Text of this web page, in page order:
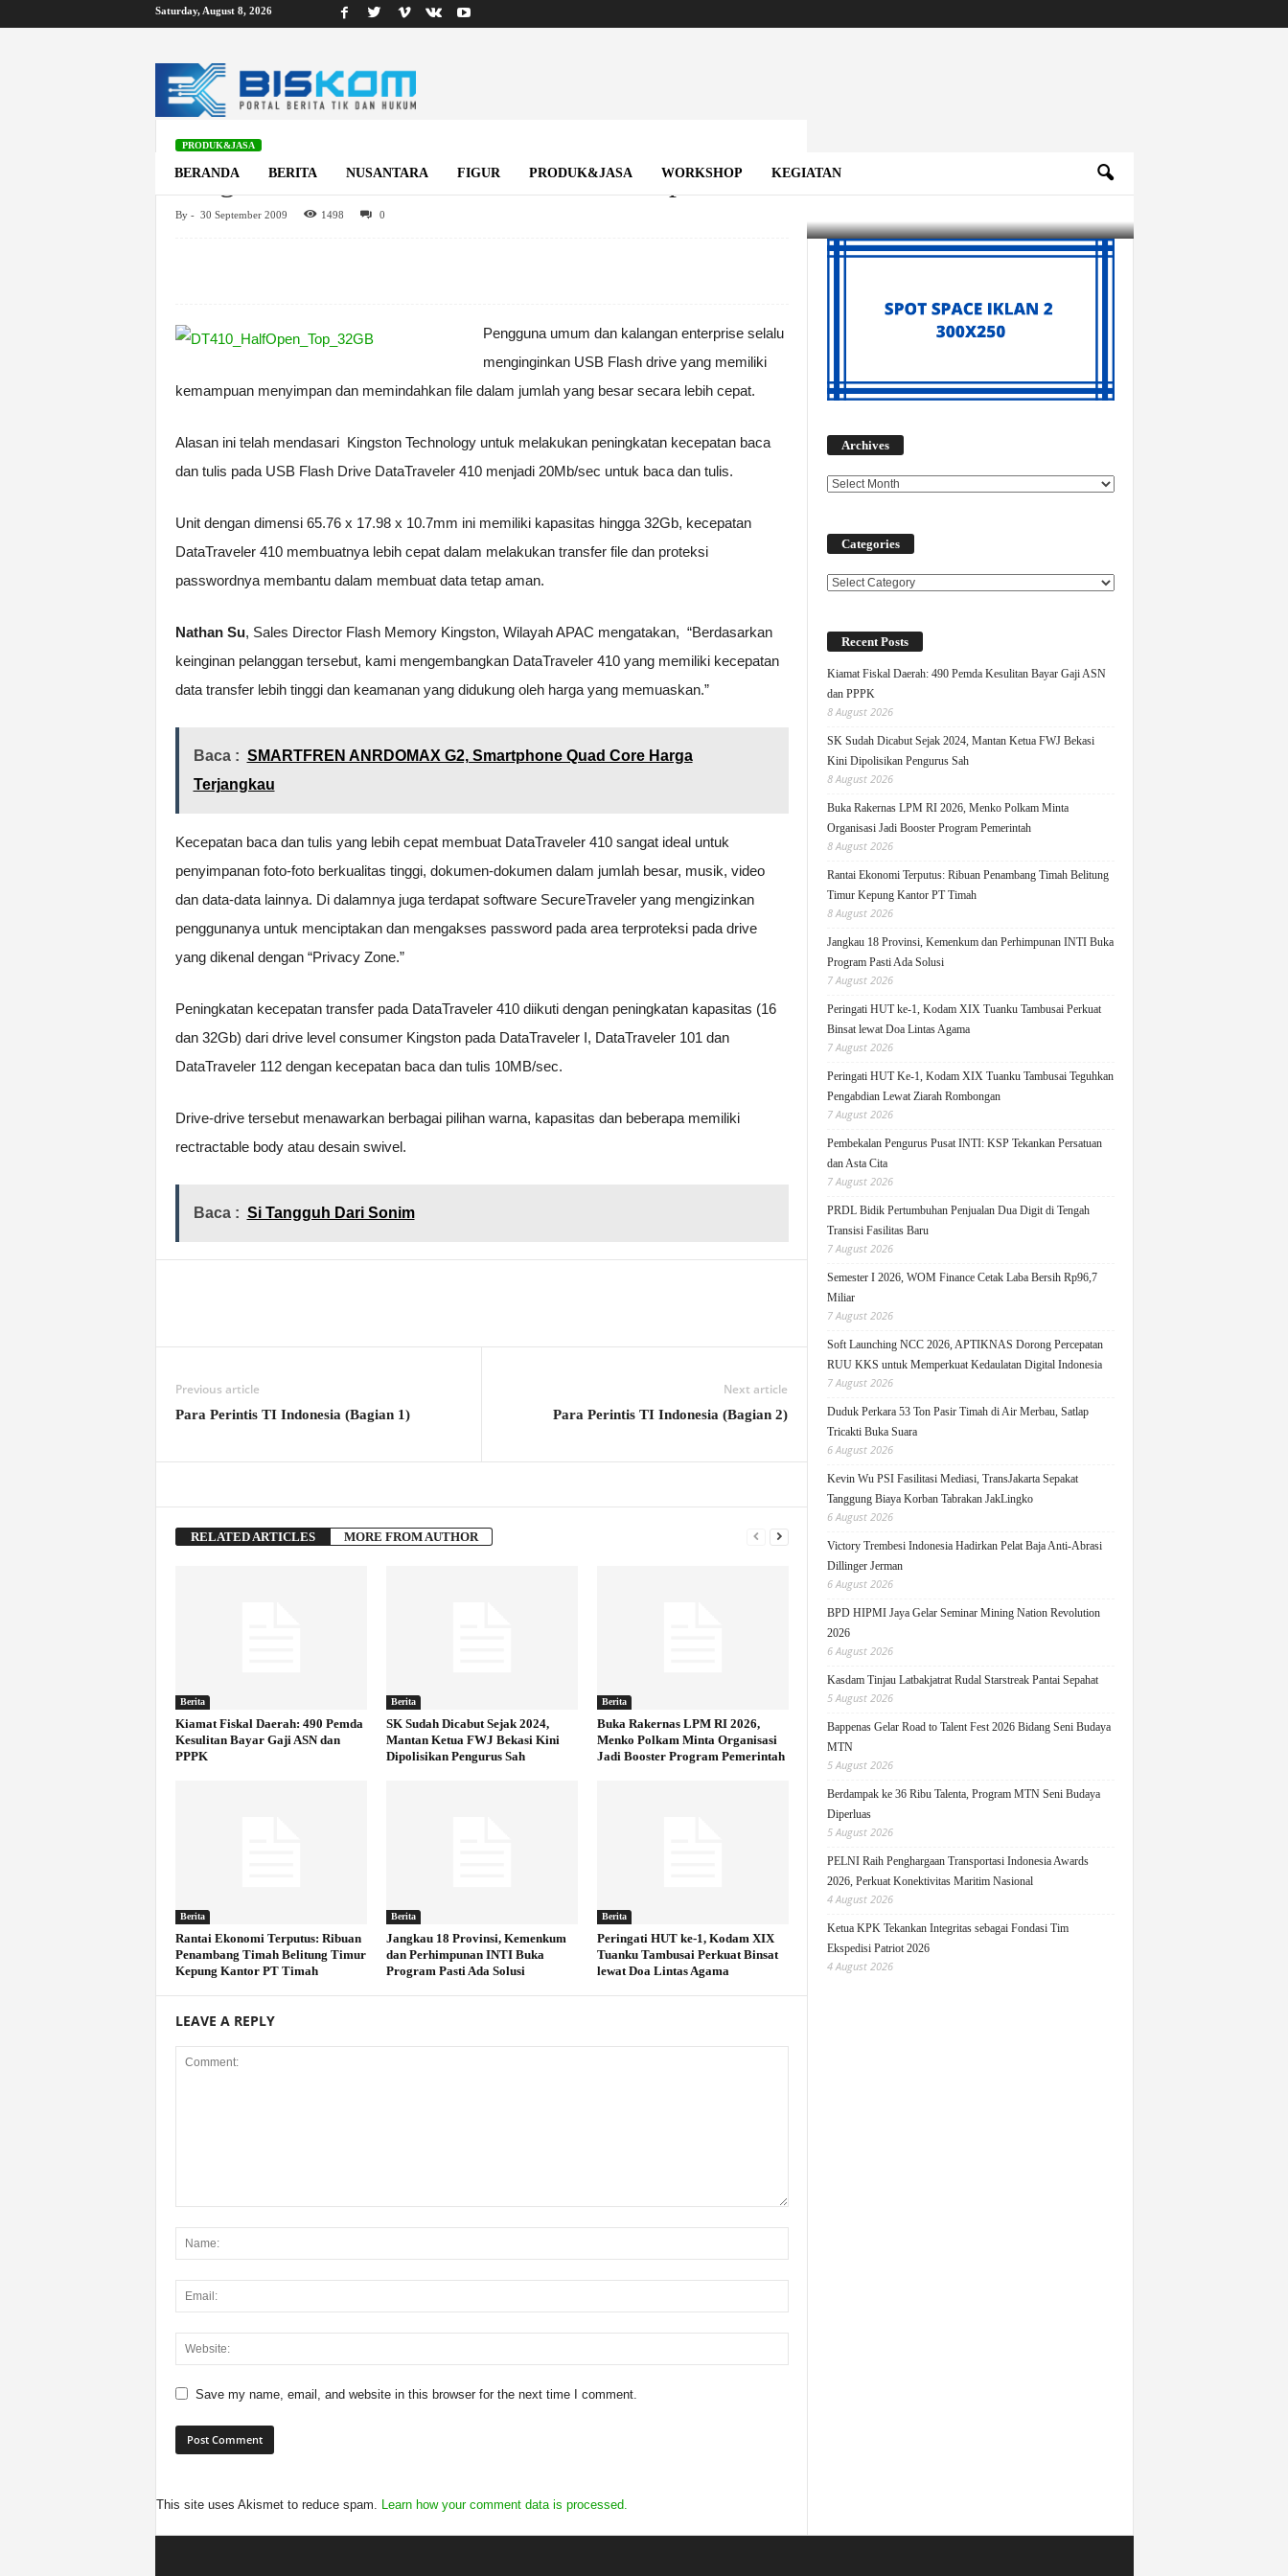
Saturday, August 8, 2026
i
BERANDA
BERITA NUSANTARA FIGUR PRODUK&JASA WORKSHOP KEGIATAN
Home Produk&Jasa Kingston DataTraveler 410 Kini Lebih Cepat
PRODUK&JASA
Kingston DataTraveler 410 Kini Lebih Cepat
By - 30 September 2009 1498 0
Pengguna umum dan kalangan enterprise selalu
menginginkan USB Flash drive yang memiliki
kemampuan menyimpan dan memindahkan file dalam jumlah yang besar secara lebih cepat.
Alasan ini telah mendasari Kingston Technology untuk melakukan peningkatan kecepatan baca
dan tulis pada USB Flash Drive DataTraveler 410 menjadi 20Mb/sec untuk baca dan tulis.
Unit dengan dimensi 65.76 x 17.98 x 10.7mm ini memiliki kapasitas hingga 32Gb, kecepatan
DataTraveler 410 membuatnya lebih cepat dalam melakukan transfer file dan proteksi
passwordnya membantu dalam membuat data tetap aman.
Nathan Su, Sales Director Flash Memory Kingston, Wilayah APAC mengatakan, “Berdasarkan
keinginan pelanggan tersebut, kami mengembangkan DataTraveler 410 yang memiliki kecepatan
data transfer lebih tinggi dan keamanan yang didukung oleh harga yang memuaskan.”
Baca : SMARTFREN ANRDOMAX G2, Smartphone Quad Core Harga
Terjangkau
Kecepatan baca dan tulis yang lebih cepat membuat DataTraveler 410 sangat ideal untuk
penyimpanan foto-foto berkualitas tinggi, dokumen-dokumen dalam jumlah besar, musik, video
dan data-data lainnya. Di dalamnya juga terdapat software SecureTraveler yang mengizinkan
penggunanya untuk menciptakan dan mengakses password pada area terproteksi pada drive
yang dikenal dengan “Privacy Zone.”
Peningkatan kecepatan transfer pada DataTraveler 410 diikuti dengan peningkatan kapasitas (16
dan 32Gb) dari drive level consumer Kingston pada DataTraveler I, DataTraveler 101 dan
DataTraveler 112 dengan kecepatan baca dan tulis 10MB/sec.
Drive-drive tersebut menawarkan berbagai pilihan warna, kapasitas dan beberapa memiliki
rectractable body atau desain swivel.
Baca : Si Tangguh Dari Sonim
Previous article
Para Perintis TI Indonesia (Bagian 1)
Next article
Para Perintis TI Indonesia (Bagian 2)
RELATED ARTICLES MORE FROM AUTHOR
Berita
Kiamat Fiskal Daerah: 490 Pemda
Kesulitan Bayar Gaji ASN dan
PPPK
Berita
SK Sudah Dicabut Sejak 2024,
Mantan Ketua FWJ Bekasi Kini
Dipolisikan Pengurus Sah
Berita
Buka Rakernas LPM RI 2026,
Menko Polkam Minta Organisasi
Jadi Booster Program Pemerintah
Berita
Rantai Ekonomi Terputus: Ribuan
Penambang Timah Belitung Timur
Kepung Kantor PT Timah
Berita
Jangkau 18 Provinsi, Kemenkum
dan Perhimpunan INTI Buka
Program Pasti Ada Solusi
Berita
Peringati HUT ke-1, Kodam XIX
Tuanku Tambusai Perkuat Binsat
lewat Doa Lintas Agama
LEAVE A REPLY
Save my name, email, and website in this browser for the next time I comment.
This site uses Akismet to reduce spam. Learn how your comment data is processed.
Archives
Categories
Categories
Recent Posts
Kiamat Fiskal Daerah: 490 Pemda Kesulitan Bayar Gaji ASN
dan PPPK
8 August 2026
SK Sudah Dicabut Sejak 2024, Mantan Ketua FWJ Bekasi
Kini Dipolisikan Pengurus Sah
8 August 2026
Buka Rakernas LPM RI 2026, Menko Polkam Minta
Organisasi Jadi Booster Program Pemerintah
8 August 2026
Rantai Ekonomi Terputus: Ribuan Penambang Timah Belitung
Timur Kepung Kantor PT Timah
8 August 2026
Jangkau 18 Provinsi, Kemenkum dan Perhimpunan INTI Buka
Program Pasti Ada Solusi
7 August 2026
Peringati HUT ke-1, Kodam XIX Tuanku Tambusai Perkuat
Binsat lewat Doa Lintas Agama
7 August 2026
Peringati HUT Ke-1, Kodam XIX Tuanku Tambusai Teguhkan
Pengabdian Lewat Ziarah Rombongan
7 August 2026
Pembekalan Pengurus Pusat INTI: KSP Tekankan Persatuan
dan Asta Cita
7 August 2026
PRDL Bidik Pertumbuhan Penjualan Dua Digit di Tengah
Transisi Fasilitas Baru
7 August 2026
Semester I 2026, WOM Finance Cetak Laba Bersih Rp96,7
Miliar
7 August 2026
Soft Launching NCC 2026, APTIKNAS Dorong Percepatan
RUU KKS untuk Memperkuat Kedaulatan Digital Indonesia
7 August 2026
Duduk Perkara 53 Ton Pasir Timah di Air Merbau, Satlap
Tricakti Buka Suara
6 August 2026
Kevin Wu PSI Fasilitasi Mediasi, TransJakarta Sepakat
Tanggung Biaya Korban Tabrakan JakLingko
6 August 2026
Victory Trembesi Indonesia Hadirkan Pelat Baja Anti-Abrasi
Dillinger Jerman
6 August 2026
BPD HIPMI Jaya Gelar Seminar Mining Nation Revolution
2026
6 August 2026
Kasdam Tinjau Latbakjatrat Rudal Starstreak Pantai Sepahat
5 August 2026
Bappenas Gelar Road to Talent Fest 2026 Bidang Seni Budaya
MTN
5 August 2026
Berdampak ke 36 Ribu Talenta, Program MTN Seni Budaya
Diperluas
5 August 2026
PELNI Raih Penghargaan Transportasi Indonesia Awards
2026, Perkuat Konektivitas Maritim Nasional
4 August 2026
Ketua KPK Tekankan Integritas sebagai Fondasi Tim
Ekspedisi Patriot 2026
4 August 2026